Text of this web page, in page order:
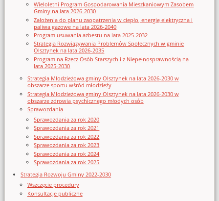
Wieloletni Program Gospodarowania Mieszkaniowym Zasobem
Gminy na lata 2026-2030
Założenia do planu zaopatrzenia w ciepło, energię elektryczna i
paliwa gazowe na lata 2026-2040
Program usuwania azbestu na lata 2025-2032
Strategia Rozwiązywania Problemów Społecznych w gminie
Olsztynek na lata 2026-2035
Program na Rzecz Osób Starszych i z Niepełnosprawnością na
lata 2025-2030
Strategia Młodzieżowa gminy Olsztynek na lata 2026-2030 w
obszarze sportu wśród młodzieży
Strategia Młodzieżowa gminy Olsztynek na lata 2026-2030 w
obszarze zdrowia psychicznego młodych osób
Sprawozdania
Sprawozdania za rok 2020
Sprawozdania za rok 2021
Sprawozdania za rok 2022
Sprawozdania za rok 2023
Sprawozdania za rok 2024
Sprawozdania za rok 2025
Strategia Rozwoju Gminy 2022-2030
Wszczęcie procedury
Konsultacje publiczne